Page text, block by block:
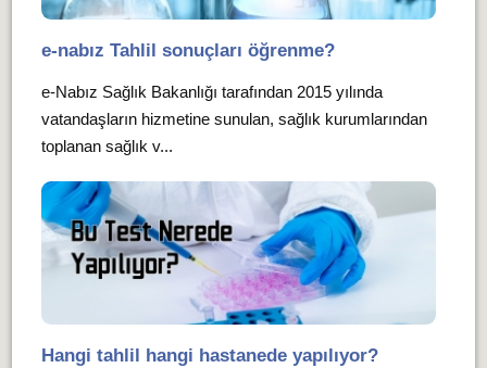
e-nabız Tahlil sonuçları öğrenme?
e-Nabız Sağlık Bakanlığı tarafından 2015 yılında
vatandaşların hizmetine sunulan, sağlık kurumlarından
toplanan sağlık v...
Hangi tahlil hangi hastanede yapılıyor?